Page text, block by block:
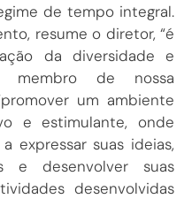
de tempo integral.
resume o diretor, “é
da diversidade e
membro de nossa
um ambiente
e estimulante, onde
expressar suas ideias,
e desenvolver suas
desenvolvidas